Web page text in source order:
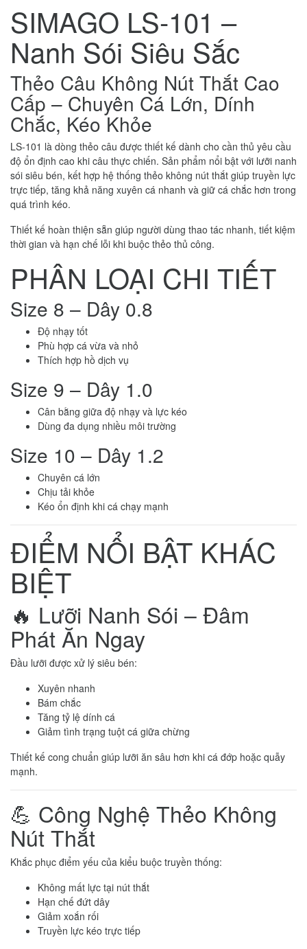
SIMAGO LS-101 –
Nanh Sói Siêu Sắc
Thẻo Câu Không Nút Thắt Cao
Cấp – Chuyên Cá Lớn, Dính
Chắc, Kéo Khỏe
LS-101 là dòng thẻo câu được thiết kế dành cho cần thủ yêu cầu
độ ổn định cao khi câu thực chiến. Sản phẩm nổi bật với lưỡi nanh
sói siêu bén, kết hợp hệ thống thẻo không nút thắt giúp truyền lực
trực tiếp, tăng khả năng xuyên cá nhanh và giữ cá chắc hơn trong
quá trình kéo.
Thiết kế hoàn thiện sẵn giúp người dùng thao tác nhanh, tiết kiệm
thời gian và hạn chế lỗi khi buộc thẻo thủ công.
PHÂN LOẠI CHI TIẾT
Size 8 – Dây 0.8
Độ nhạy tốt
Phù hợp cá vừa và nhỏ
Thích hợp hồ dịch vụ
Size 9 – Dây 1.0
Cân bằng giữa độ nhạy và lực kéo
Dùng đa dụng nhiều môi trường
Size 10 – Dây 1.2
Chuyên cá lớn
Chịu tải khỏe
Kéo ổn định khi cá chạy mạnh
ĐIỂM NỔI BẬT KHÁC
BIỆT
🔥 Lưỡi Nanh Sói – Đâm
Phát Ăn Ngay
Đầu lưỡi được xử lý siêu bén:
Xuyên nhanh
Bám chắc
Tăng tỷ lệ dính cá
Giảm tình trạng tuột cá giữa chừng
Thiết kế cong chuẩn giúp lưỡi ăn sâu hơn khi cá đớp hoặc quẫy
mạnh.
💪 Công Nghệ Thẻo Không
Nút Thắt
Khắc phục điểm yếu của kiểu buộc truyền thống:
Không mất lực tại nút thắt
Hạn chế đứt dây
Giảm xoắn rối
Truyền lực kéo trực tiếp